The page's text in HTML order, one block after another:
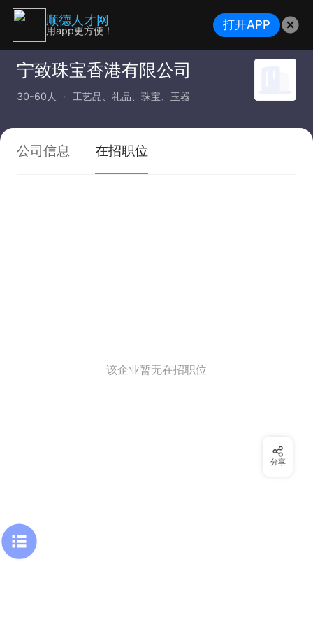
宁致珠宝香港有限公司
30-60人 工艺品、礼品、珠宝、玉器
公司信息 在招职位
该企业暂无在招职位
分享
顺德人才网
用app更方便！ 打开APP